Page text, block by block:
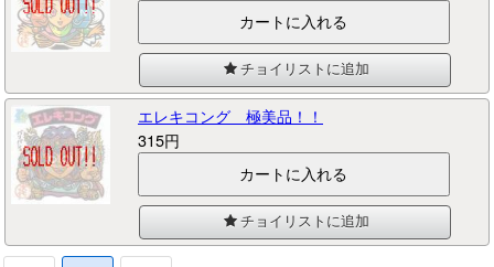
チョイリストに追加
エレキコング 極美品！！
315円
チョイリストに追加